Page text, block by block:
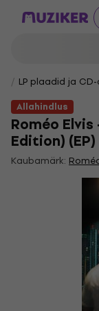
LP plaadid ja
Allahindlus
Roméo
Edition) (EP)
Kaubamärk: